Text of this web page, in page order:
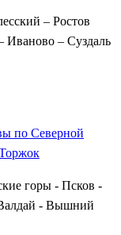
– Ростов
Иваново – Суздаль
по Северной
горы - Псков -
- Вышний